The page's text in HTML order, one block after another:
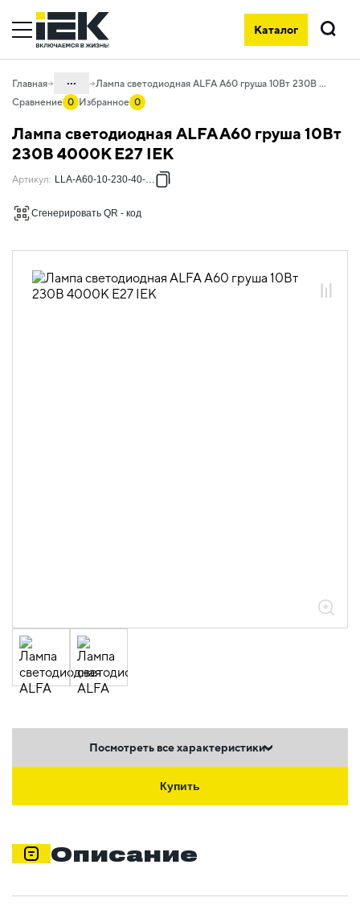
Каталог
Поиск
Главная ...
10. Светотехника
10.01 Источники света
Лампа светодиодная ALFA A60 груша 10Вт 230В 4000К E27 IEK
Сравнение 0 Избранное 0
Лампа светодиодная ALFA A60 груша 10Вт
230В 4000К E27 IEK
Артикул: LLA-A60-10-230-40-E27
Сгенерировать QR - код
Посмотреть все характеристики
Купить
Описание